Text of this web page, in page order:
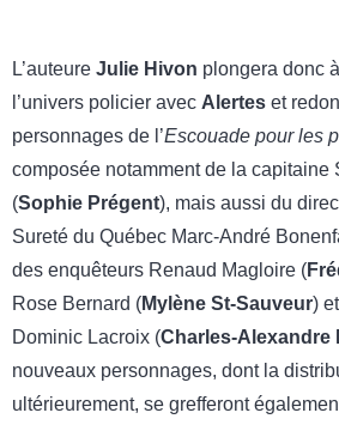
L’auteure Julie Hivon plongera donc
l’univers policier avec Alertes et
personnages de l’Escouade pour les
composée notamment de la capitaine
(Sophie Prégent), mais aussi du
Sureté du Québec Marc-André
des enquêteurs Renaud Magloire (
Rose Bernard (Mylène St-Sauveur)
Dominic Lacroix (Charles-Alexandre
nouveaux personnages, dont la
ultérieurement, se grefferont